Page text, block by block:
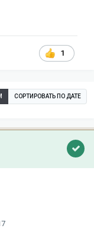
1
СОРТИРОВАТЬ ПО ДАТЕ